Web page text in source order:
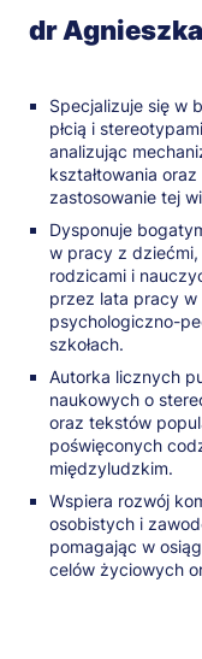
dr
Specjalizuje się w
płcią i
analizując
kształtowania
zastosowanie tej
Dysponuje
w pracy z dziećmi,
rodzicami i
przez lata pracy w
psychologiczno-
szkołach.
Autorka licznych
naukowych o
oraz tekstów
poświęconych
międzyludzkim.
Wspiera rozwój
osobistych i
pomagając w
celów życiowych